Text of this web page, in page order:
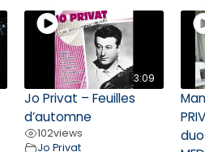
3:09
Jo Privat – Feuilles
d’automne
102views
Jo Privat